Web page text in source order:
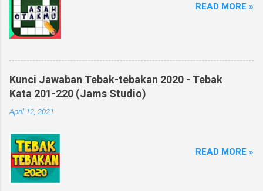
READ MORE »
Kunci Jawaban Tebak-tebakan 2020 - Tebak
Kata 201-220 (Jams Studio)
April 12, 2021
READ MORE »